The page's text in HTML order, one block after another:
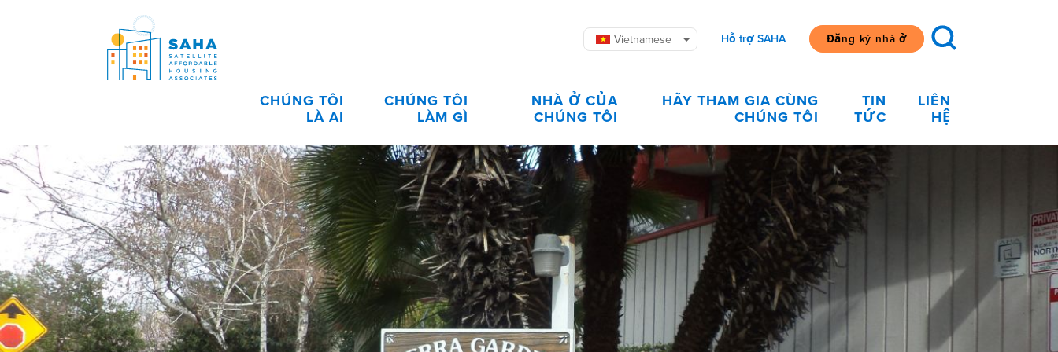
Chuyển đến phần nội dung
Vietnamese Hỗ trợ SAHA Đăng ký nhà ở
CHÚNG TÔI
LÀ AI
CHÚNG TÔI
LÀM GÌ
NHÀ Ở CỦA
CHÚNG TÔI
HÃY THAM GIA CÙNG
CHÚNG TÔI
TIN
TỨC
LIÊN
HỆ